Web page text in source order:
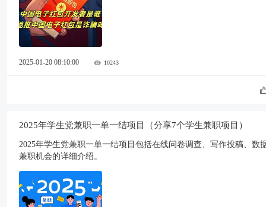
2025-01-20 08:10:00 10243
2025年学生党兼职一单一结项目（分享7个学生兼职项目）
2025年学生党兼职一单一结项目包括在线问卷调查、写作投稿、
兼职机会的详细介绍。